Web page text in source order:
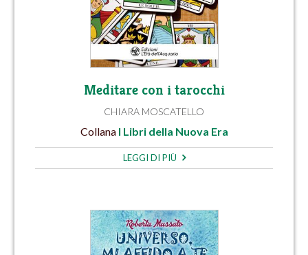
Meditare con i tarocchi
CHIARA MOSCATELLO
Collana I Libri della Nuova Era
LEGGI DI PIÙ